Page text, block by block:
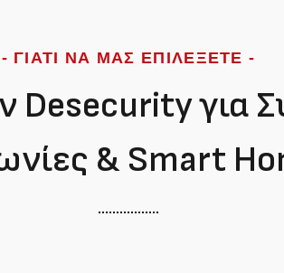
- ΓΙΑΤΙ ΝΑ ΜΑΣ ΕΠΙΛΕΞΕΤΕ -
Desecurity
& Smart